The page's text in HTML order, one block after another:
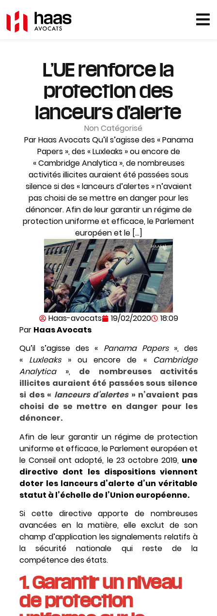
L’UE renforce la
protection des
lanceurs d’alerte
Non Catégorisé
Par Haas Avocats Qu’il s’agisse des « Panama
Papers », des « Luxleaks » ou encore de
« Cambridge Analytica », de nombreuses
activités illicites auraient été passées sous
silence si des « lanceurs d’alertes » n’avaient
pas choisi de se mettre en danger pour les
dénoncer. Afin de leur garantir un régime de
protection uniforme et efficace, le Parlement
européen et le […]
Haas-avocats 19/02/2020
18:09
Par Haas Avocats
Qu’il s’agisse des « Panama Papers», des
« Luxleaks» ou encore de « Cambridge
Analytica», de nombreuses activités
illicites auraient été passées sous silence
si des « lanceurs d’alertes » n’avaient pas
choisi de se mettre en danger pour les
dénoncer.
Afin de leur garantir un régime de protection
uniforme et efficace, le Parlement européen et
le Conseil ont adopté, le 23 octobre 2019, une
directive dont les dispositions viennent
doter les lanceurs d’alerte d’un véritable
statut à l’échelle de l’Union européenne.
Si cette directive apporte de nombreuses
avancées en la matière, elle exclut de son
champ d’application les signalements relatifs à
la sécurité nationale qui reste de la
compétence des états.
1. Garantir un niveau
de protection